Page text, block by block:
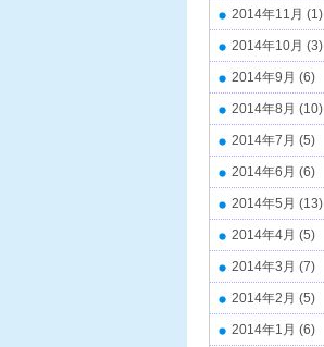
2014年11月 (1)
2014年10月 (3)
2014年9月 (6)
2014年8月 (10)
2014年7月 (5)
2014年6月 (6)
2014年5月 (13)
2014年4月 (5)
2014年3月 (7)
2014年2月 (5)
2014年1月 (6)